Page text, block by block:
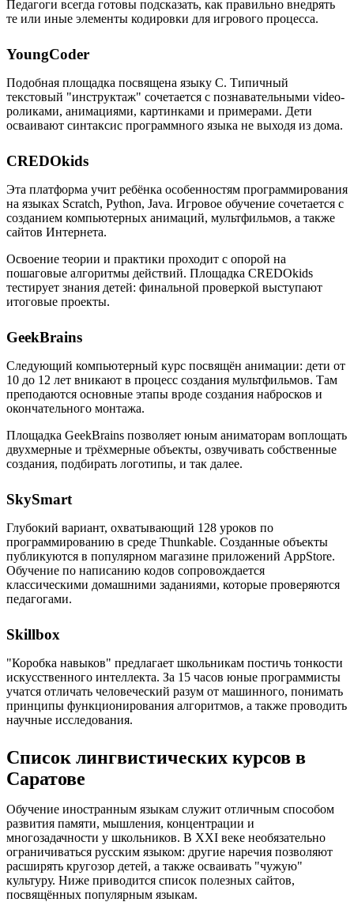
Педагоги всегда готовы подсказать, как правильно внедрять
те или иные элементы кодировки для игрового процесса.
YoungCoder
Подобная площадка посвящена языку C. Типичный
текстовый "инструктаж" сочетается с познавательными video-
роликами, анимациями, картинками и примерами. Дети
осваивают синтаксис программного языка не выходя из дома.
CREDOkids
Эта платформа учит ребёнка особенностям программирования
на языках Scratch, Python, Java. Игровое обучение сочетается с
созданием компьютерных анимаций, мультфильмов, а также
сайтов Интернета.
Освоение теории и практики проходит с опорой на
пошаговые алгоритмы действий. Площадка CREDOkids
тестирует знания детей: финальной проверкой выступают
итоговые проекты.
GeekBrains
Следующий компьютерный курс посвящён анимации: дети от
10 до 12 лет вникают в процесс создания мультфильмов. Там
преподаются основные этапы вроде создания набросков и
окончательного монтажа.
Площадка GeekBrains позволяет юным аниматорам воплощать
двухмерные и трёхмерные объекты, озвучивать собственные
создания, подбирать логотипы, и так далее.
SkySmart
Глубокий вариант, охватывающий 128 уроков по
программированию в среде Thunkable. Созданные объекты
публикуются в популярном магазине приложений AppStore.
Обучение по написанию кодов сопровождается
классическими домашними заданиями, которые проверяются
педагогами.
Skillbox
"Коробка навыков" предлагает школьникам постичь тонкости
искусственного интеллекта. За 15 часов юные программисты
учатся отличать человеческий разум от машинного, понимать
принципы функционирования алгоритмов, а также проводить
научные исследования.
Список лингвистических курсов в
Саратове
Обучение иностранным языкам служит отличным способом
развития памяти, мышления, концентрации и
многозадачности у школьников. В XXI веке необязательно
ограничиваться русским языком: другие наречия позволяют
расширять кругозор детей, а также осваивать "чужую"
культуру. Ниже приводится список полезных сайтов,
посвящённых популярным языкам.